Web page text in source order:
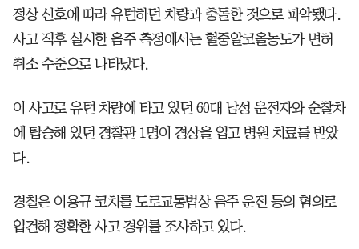
정상 신호에 따라 유턴하던 차량과 충돌한 것으로 파악됐다.
사고 직후 실시한 음주 측정에서는 혈중알코올농도가 면허
취소 수준으로 나타났다.
이 사고로 유턴 차량에 타고 있던 60대 남성 운전자와 순찰차
에 탑승해 있던 경찰관 1명이 경상을 입고 병원 치료를 받았
다.
경찰은 이용규 코치를 도로교통법상 음주 운전 등의 혐의로
입건해 정확한 사고 경위를 조사하고 있다.